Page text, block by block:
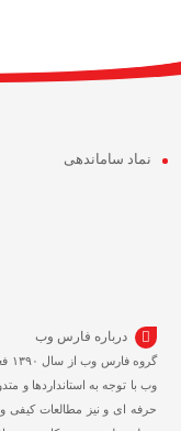
نماد ساماندهی
درباره فارس وب
وب با توجه به استانداردها و
حرفه ای و نیز مطالعات